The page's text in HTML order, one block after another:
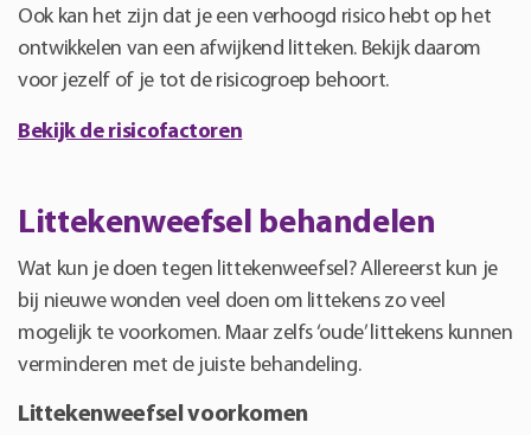
Ook kan het zijn dat je een verhoogd risico hebt op het
ontwikkelen van een afwijkend litteken. Bekijk daarom
voor jezelf of je tot de risicogroep behoort.
Bekijk de risicofactoren
Littekenweefsel behandelen
Wat kun je doen tegen littekenweefsel? Allereerst kun je
bij nieuwe wonden veel doen om littekens zo veel
mogelijk te voorkomen. Maar zelfs ‘oude’ littekens kunnen
verminderen met de juiste behandeling.
Littekenweefsel voorkomen